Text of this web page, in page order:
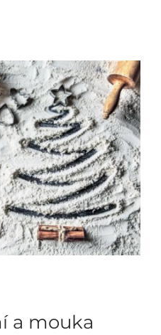
a mouka